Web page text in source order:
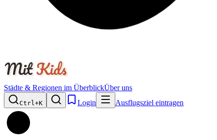
Städte & Regionen im ÜberblickÜber uns
Ctrl+K Login Ausflugsziel eintragen